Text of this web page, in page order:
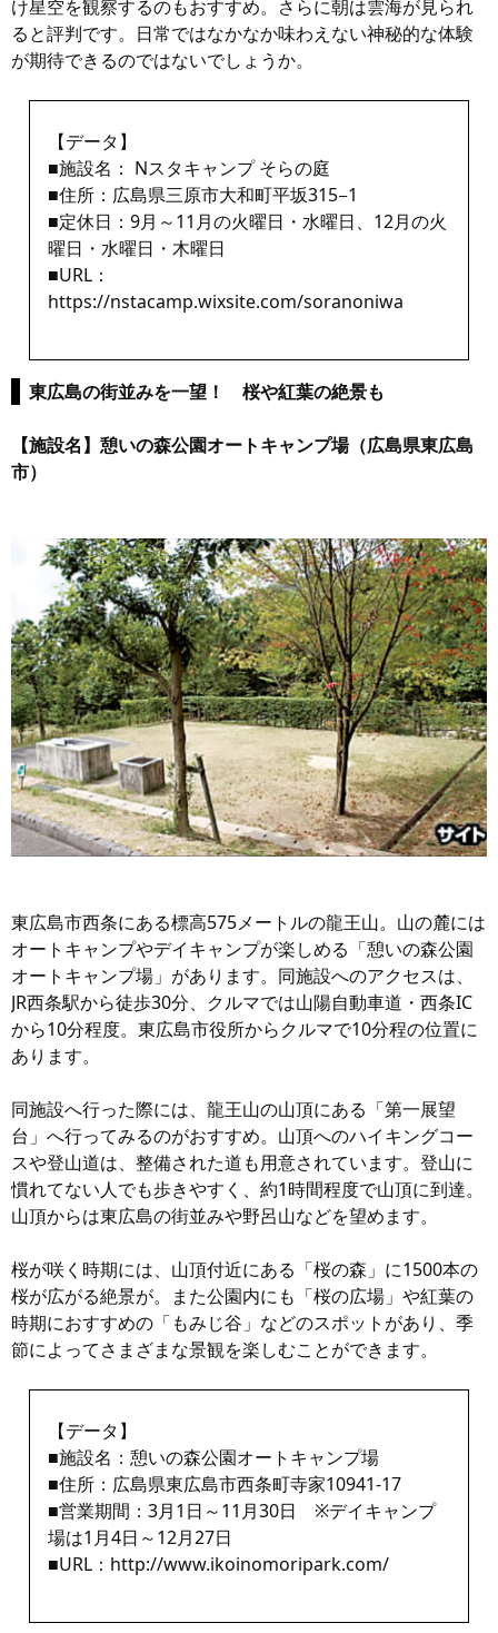
け星空を観察するのもおすすめ。さらに朝は雲海が見られ
ると評判です。日常ではなかなか味わえない神秘的な体験
が期待できるのではないでしょうか。
【データ】
■施設名： Nスタキャンプ そらの庭
■住所：広島県三原市大和町平坂315−1
■定休日：9月～11月の火曜日・水曜日、12月の火
曜日・水曜日・木曜日
■URL：
https://nstacamp.wixsite.com/soranoniwa
東広島の街並みを一望！ 桜や紅葉の絶景も
【施設名】憩いの森公園オートキャンプ場（広島県東広島
市）
東広島市西条にある標高575メートルの龍王山。山の麓には
オートキャンプやデイキャンプが楽しめる「憩いの森公園
オートキャンプ場」があります。同施設へのアクセスは、
JR西条駅から徒歩30分、クルマでは山陽自動車道・西条IC
から10分程度。東広島市役所からクルマで10分程の位置に
あります。
同施設へ行った際には、龍王山の山頂にある「第一展望
台」へ行ってみるのがおすすめ。山頂へのハイキングコー
スや登山道は、整備された道も用意されています。登山に
慣れてない人でも歩きやすく、約1時間程度で山頂に到達。
山頂からは東広島の街並みや野呂山などを望めます。
桜が咲く時期には、山頂付近にある「桜の森」に1500本の
桜が広がる絶景が。また公園内にも「桜の広場」や紅葉の
時期におすすめの「もみじ谷」などのスポットがあり、季
節によってさまざまな景観を楽しむことができます。
【データ】
■施設名：憩いの森公園オートキャンプ場
■住所：広島県東広島市西条町寺家10941-17
■営業期間：3月1日～11月30日 ※デイキャンプ
場は1月4日～12月27日
■URL： http://www.ikoinomoripark.com/